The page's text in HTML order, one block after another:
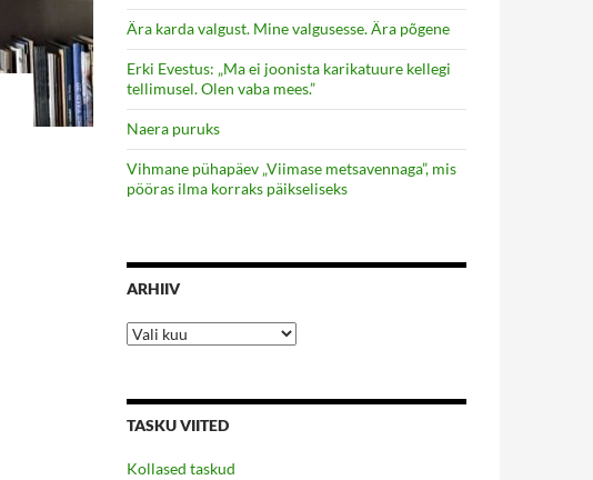
Ära karda valgust. Mine valgusesse. Ära põgene
Erki Evestus: „Ma ei joonista karikatuure kellegi
tellimusel. Olen vaba mees.”
Naera puruks
Vihmane pühapäev „Viimase metsavennaga”, mis
pööras ilma korraks päikseliseks
ARHIIV
Arhiiv
TASKU VIITED
Kollased taskud